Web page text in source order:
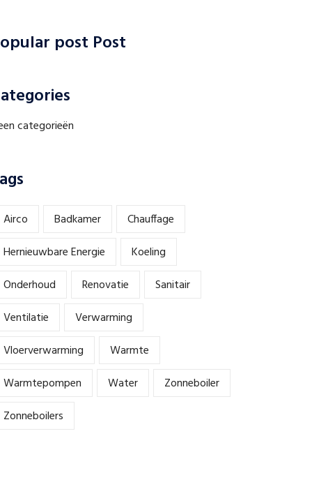
post Post
categorieën
Airco Badkamer
Chauffage
Hernieuwbare Energie
Koeling
Onderhoud
Renovatie
Sanitair
Ventilatie
Verwarming
Vloerverwarming
Warmte
Warmtepompen
Water
Zonneboiler
Zonneboilers